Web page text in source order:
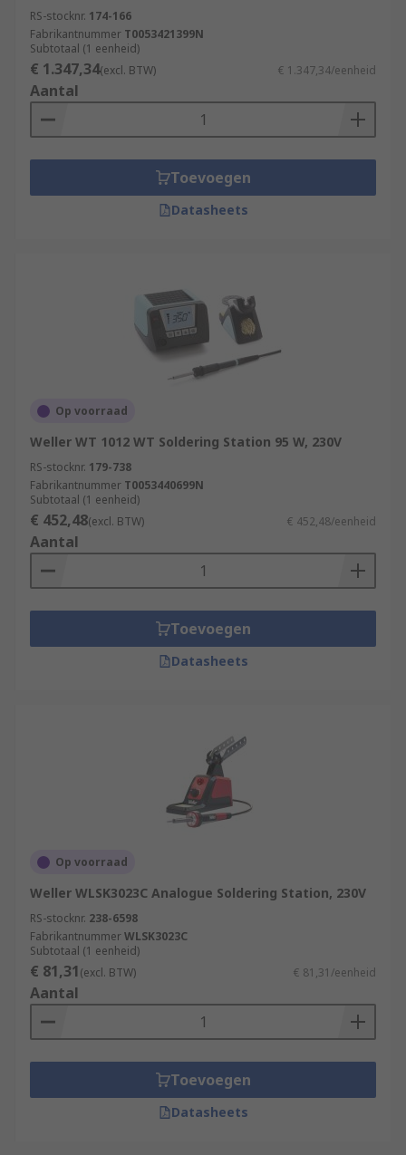
RS-stocknr. 174-166
Fabrikantnummer T0053421399N
Subtotaal (1 eenheid)
€ 1.347,34(excl. BTW) € 1.347,34/eenheid
Aantal
Toevoegen
Datasheets
Op voorraad
Weller WT 1012 WT Soldering Station 95 W, 230V
RS-stocknr. 179-738
Fabrikantnummer T0053440699N
Subtotaal (1 eenheid)
€ 452,48(excl. BTW) € 452,48/eenheid
Aantal
Toevoegen
Datasheets
Op voorraad
Weller WLSK3023C Analogue Soldering Station, 230V
RS-stocknr. 238-6598
FabrikantnummerWLSK3023C
Subtotaal (1 eenheid)
€ 81,31(excl. BTW) € 81,31/eenheid
Aantal
Toevoegen
Datasheets